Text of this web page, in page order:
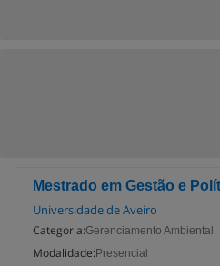
Mestrado em Gestão e
Universidade de Aveiro
Categoria:Gerenciamento Ambiental
Modalidade: Presencial